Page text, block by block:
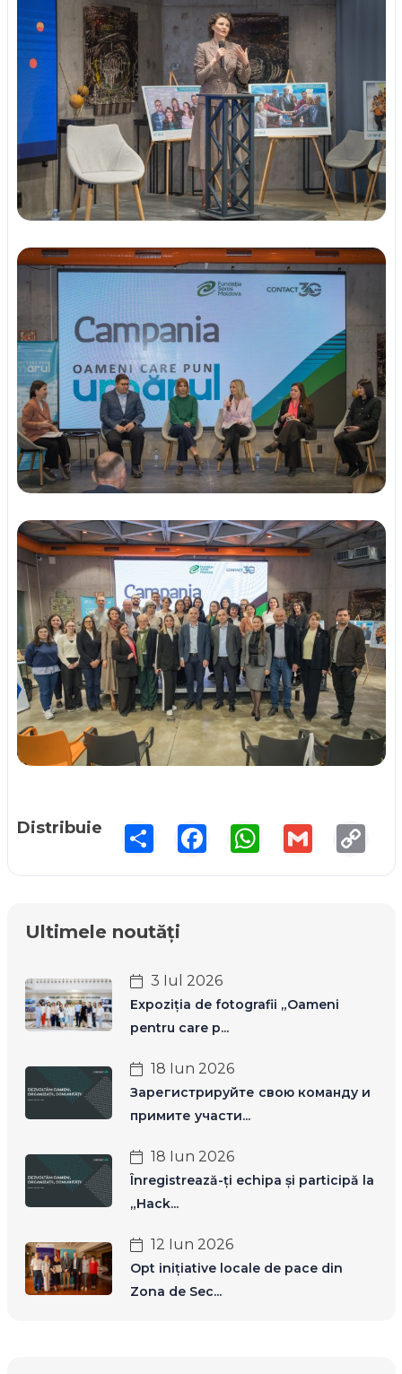
Distribuie Share FacebookWhatsAppGmail
Copy
Ultimele noutăți
3 Iul 2026
Expoziția de fotografii „Oameni
pentru care p...
18 Iun 2026
Зарегистрируйте свою команду и
примите участи...
18 Iun 2026
Înregistrează-ți echipa și participă la
„Hack...
12 Iun 2026
Opt inițiative locale de pace din
Zona de Sec...